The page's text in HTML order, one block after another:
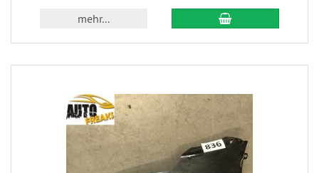
mehr...